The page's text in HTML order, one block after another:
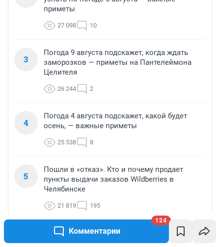
Комментарии
124
приметы
27 098 10
3
Погода 9 августа подскажет, когда ждать
заморозков — приметы на Пантелеймона
Целителя
26 244 2
4
Погода 4 августа подскажет, какой будет
осень, — важные приметы
25 538 8
5
Пошли в «отказ». Кто и почему продает
пункты выдачи заказов Wildberries в
Челябинске
21 819 195
МНЕНИЕ МНЕНИЕ